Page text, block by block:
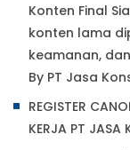
Konten Final
konten lama
keamanan,
By PT Jasa
REGISTER
KERJA PT JASA